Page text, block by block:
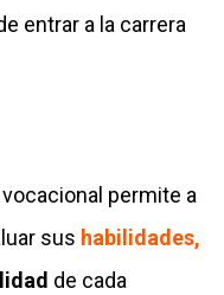
entrar a la carrera
permite a
sus habilidades,
de cada